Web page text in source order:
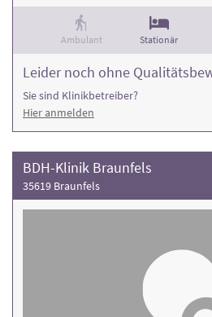
Ambulant Stationär
Leider noch ohne
Sie sind Klinikbetreiber?
Hier anmelden
BDH-Klinik Braunfels
35619 Braunfels